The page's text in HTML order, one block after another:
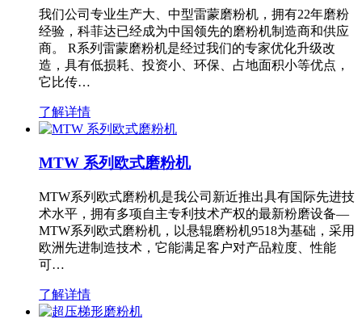
我们公司专业生产大、中型雷蒙磨粉机，拥有22年磨粉
经验，科菲达已经成为中国领先的磨粉机制造商和供应
商。 R系列雷蒙磨粉机是经过我们的专家优化升级改
造，具有低损耗、投资小、环保、占地面积小等优点，
它比传…
了解详情
MTW 系列欧式磨粉机
MTW系列欧式磨粉机是我公司新近推出具有国际先进技
术水平，拥有多项自主专利技术产权的最新粉磨设备—
MTW系列欧式磨粉机，以悬辊磨粉机9518为基础，采用
欧洲先进制造技术，它能满足客户对产品粒度、性能
可…
了解详情